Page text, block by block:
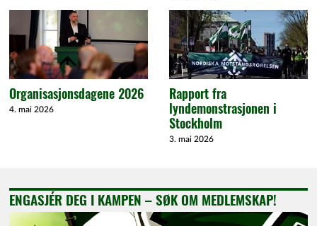
Organisasjonsdagene 2026
4. mai 2026
Rapport fra
lyndemonstrasjonen i
Stockholm
3. mai 2026
ENGASJÉR DEG I KAMPEN – SØK OM MEDLEMSKAP!